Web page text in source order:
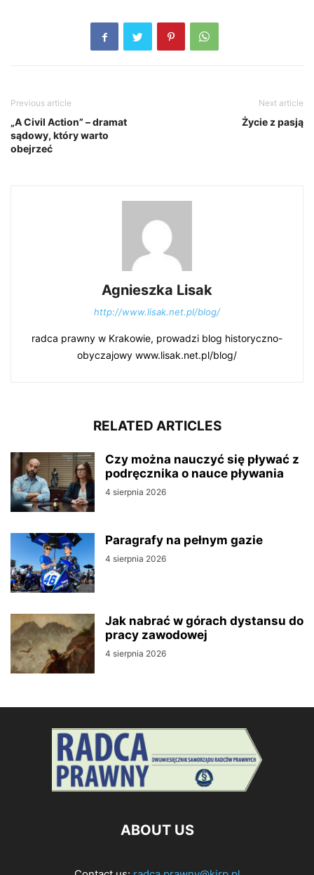
Previous article
„A Civil Action” – dramat
sądowy, który warto
obejrzeć
Next article
Życie z pasją
Agnieszka Lisak
http://www.lisak.net.pl/blog/
radca prawny w Krakowie, prowadzi blog historyczno-
obyczajowy www.lisak.net.pl/blog/
RELATED ARTICLES
Czy można nauczyć się pływać z
podręcznika o nauce pływania
4 sierpnia 2026
Paragrafy na pełnym gazie
4 sierpnia 2026
Jak nabrać w górach dystansu do
pracy zawodowej
4 sierpnia 2026
ABOUT US